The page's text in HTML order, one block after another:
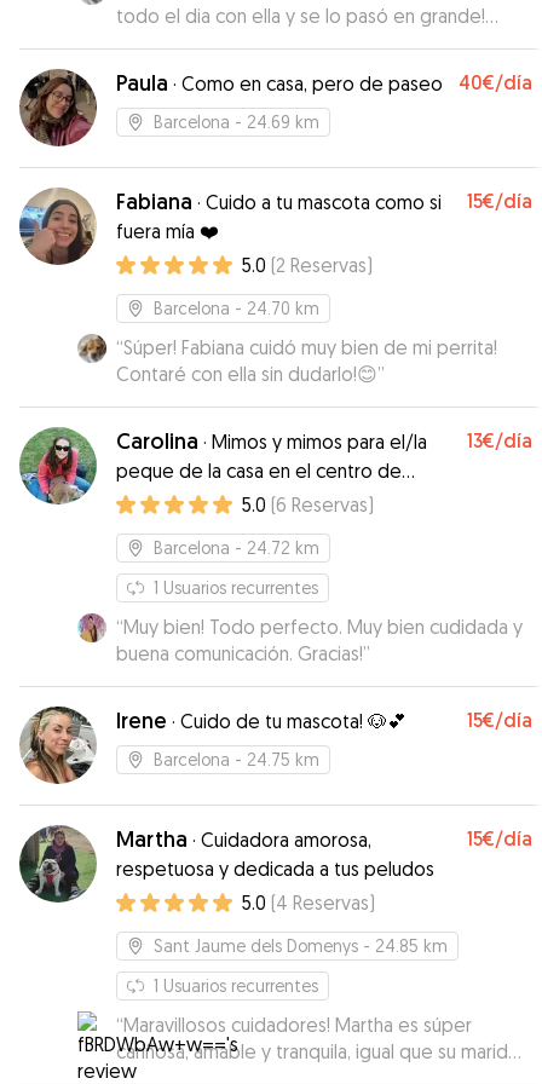
todo el dia con ella y se lo pasó en grande!
Contaré con ella seguro! Muchas gracias✨😊”
Paula · Como en casa, pero de paseo 40€/día
Barcelona - 24.69 km
Fabiana · Cuido a tu mascota como si
fuera mía ❤️
15€/día
5.0 (2 Reservas)
Barcelona - 24.70 km
“Súper! Fabiana cuidó muy bien de mi perrita!
Contaré con ella sin dudarlo!😊”
Carolina · Mimos y mimos para el/la
peque de la casa en el centro de
Barcelona
13€/día
5.0 (6 Reservas)
Barcelona - 24.72 km
1 Usuarios recurrentes
“Muy bien! Todo perfecto. Muy bien cudidada y
buena comunicación. Gracias!”
Irene · Cuido de tu mascota! 🐶💕 15€/día
Barcelona - 24.75 km
Martha · Cuidadora amorosa,
respetuosa y dedicada a tus peludos
15€/día
5.0 (4 Reservas)
Sant Jaume dels Domenys - 24.85 km
1 Usuarios recurrentes
“Maravillosos cuidadores! Martha es súper
cariñosa, amable y tranquila, igual que su marido.
Estaré siempre muy agradecida porque no